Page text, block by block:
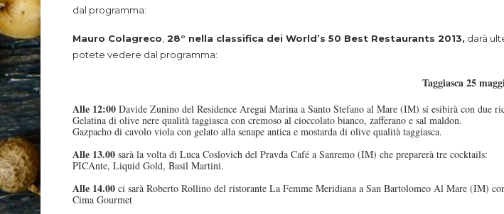
dal programma:
Mauro Colagreco 28° nella classifica dei World’s 50 Best Restaurants 2013, darà
potete vedere dal programma:
Taggiasca 25
Alle 12:00 Davide Zunino del Residence Aregai Marina a Santo Stefano al Mare (IM) si esibirà con due
Gelatina di olive nere qualità taggiasca con cremoso al cioccolato bianco, zafferano e sal maldon.
Gazpacho di cavolo viola con gelato alla senape antica e mostarda di olive qualità taggiasca.
Alle 13.00 sarà la volta di Luca Coslovich del Pravda Café a Sanremo (IM) che preparerà tre cocktails:
PICAnte, Liquid Gold, Basil Martini.
Alle 14.00 ci sarà Roberto Rollino del ristorante La Femme Meridiana a San Bartolomeo Al Mare (IM)
Cima Gourmet